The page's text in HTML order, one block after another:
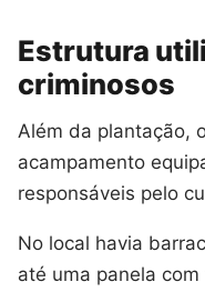
Estrutura
criminosos
Além da plantação,
acampamento
responsáveis pelo
No local havia
até uma panela